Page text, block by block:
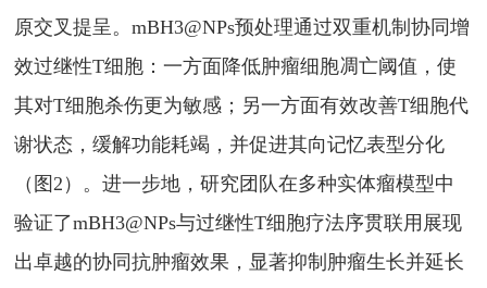
原交叉提呈。mBH3@NPs预处理通过双重机制协同增
效过继性T细胞：一方面降低肿瘤细胞凋亡阈值，使
其对T细胞杀伤更为敏感；另一方面有效改善T细胞代
谢状态，缓解功能耗竭，并促进其向记忆表型分化
（图 2 ）。进一步地，研究团队在多种实体瘤模型中
验证了mBH3@NPs与过继性T细胞疗法序贯联用展现
出卓越的协同抗肿瘤效果，显著抑制肿瘤生长并延长